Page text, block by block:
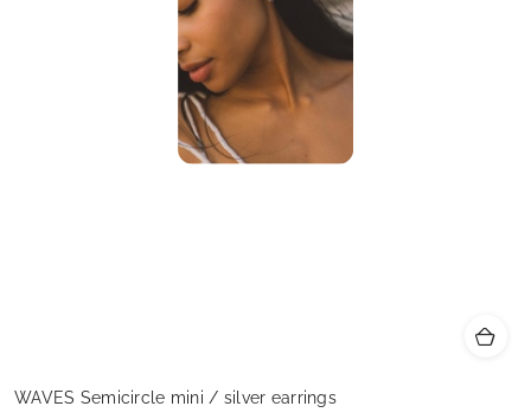
WAVES Semicircle mini / silver earrings